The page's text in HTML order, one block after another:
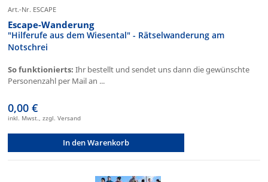
Art.-Nr. ESCAPE
Escape-Wanderung
"Hilferufe aus dem Wiesental" - Rätselwanderung am
Notschrei
So funktionierts: Ihr bestellt und sendet uns dann die gewünschte
Personenzahl per Mail an ...
0,00 €
inkl. Mwst., zzgl. Versand
In den Warenkorb